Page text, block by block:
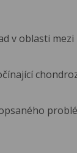
v oblasti mezi